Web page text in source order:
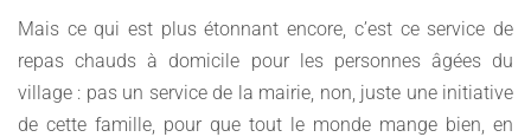
Mais ce qui est plus étonnant encore, c’est ce service de
repas chauds à domicile pour les personnes âgées du
village : pas un service de la mairie, non, juste une initiative
de cette famille, pour que tout le monde mange bien, en